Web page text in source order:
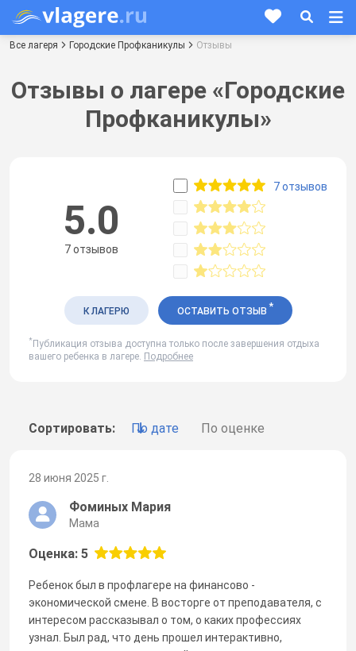
Все лагеря Городские Профканикулы Отзывы
Отзывы о лагере «Городские
Профканикулы»
Сортировать: По дате По оценке
28 июня 2025 г.
Фоминых Мария
Мама
Оценка: 5
Ребенок был в профлагере на финансово -
экономической смене. В восторге от преподавателя, с
интересом рассказывал о том, о каких профессиях
узнал. Был рад, что день прошел интерактивно,
5.0
7 отзывов
7 отзывов
К ЛАГЕРЮ ОСТАВИТЬ ОТЗЫВ *
* Публикация отзыва доступна только после завершения отдыха
вашего ребенка в лагере. Подробнее